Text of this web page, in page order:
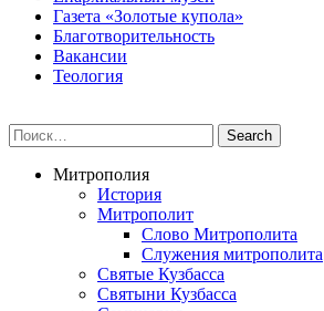
Газета «Золотые купола»
Благотворительность
Вакансии
Теология
Митрополия
История
Митрополит
Слово Митрополита
Служения митрополита
Святые Кузбасса
Святыни Кузбасса